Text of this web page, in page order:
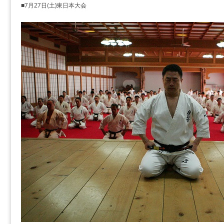
■7月27日(土)東日本大会